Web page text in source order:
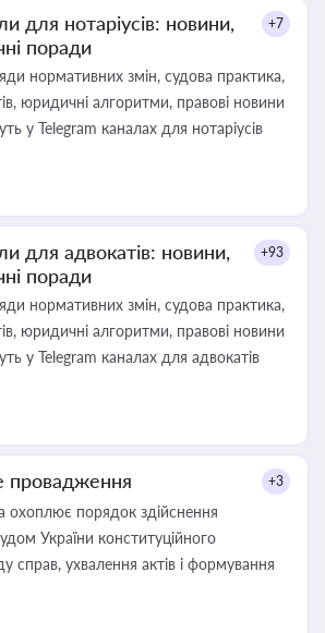
для нотаріусів: новини,
поради
+7
нормативних змін, судова практика,
юридичні алгоритми, правові новини
у Telegram каналах для нотаріусів
для адвокатів: новини,
поради
+93
нормативних змін, судова практика,
юридичні алгоритми, правові новини
у Telegram каналах для адвокатів
провадження +3
охоплює порядок здійснення
України конституційного
справ, ухвалення актів і формування